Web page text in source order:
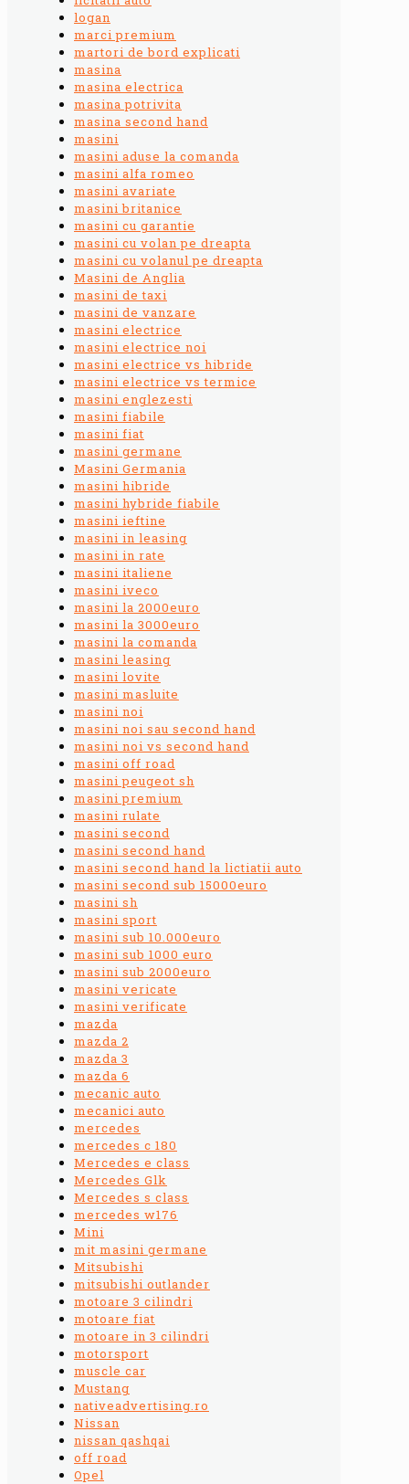
logan
marci premium
martori de bord explicati
masina
masina electrica
masina potrivita
masina second hand
masini
masini aduse la comanda
masini alfa romeo
masini avariate
masini britanice
masini cu garantie
masini cu volan pe dreapta
masini cu volanul pe dreapta
Masini de Anglia
masini de taxi
masini de vanzare
masini electrice
masini electrice noi
masini electrice vs hibride
masini electrice vs termice
masini englezesti
masini fiabile
masini fiat
masini germane
Masini Germania
masini hibride
masini hybride fiabile
masini ieftine
masini in leasing
masini in rate
masini italiene
masini iveco
masini la 2000euro
masini la 3000euro
masini la comanda
masini leasing
masini lovite
masini masluite
masini noi
masini noi sau second hand
masini noi vs second hand
masini off road
masini peugeot sh
masini premium
masini rulate
masini second
masini second hand
masini second hand la lictiatii auto
masini second sub 15000euro
masini sh
masini sport
masini sub 10.000euro
masini sub 1000 euro
masini sub 2000euro
masini vericate
masini verificate
mazda
mazda 2
mazda 3
mazda 6
mecanic auto
mecanici auto
mercedes
mercedes c 180
Mercedes e class
Mercedes Glk
Mercedes s class
mercedes w176
Mini
mit masini germane
Mitsubishi
mitsubishi outlander
motoare 3 cilindri
motoare fiat
motoare in 3 cilindri
motorsport
muscle car
Mustang
nativeadvertising.ro
Nissan
nissan qashqai
off road
Opel